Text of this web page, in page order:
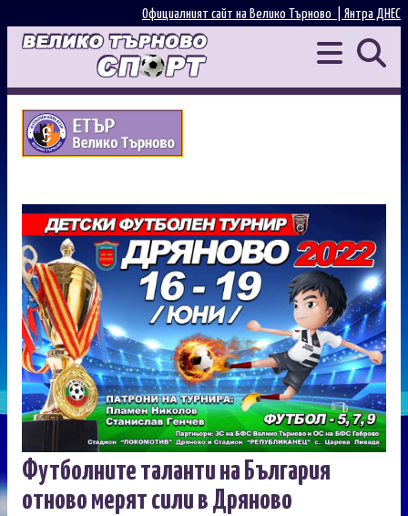
Янтра ДНЕС
Официалният сайт на Велико Търново |
Футболните таланти на България
отново мерят сили в Дряново